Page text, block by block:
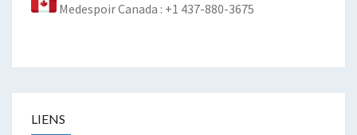
Medespoir Canada : +1 437-880-3675
LIENS